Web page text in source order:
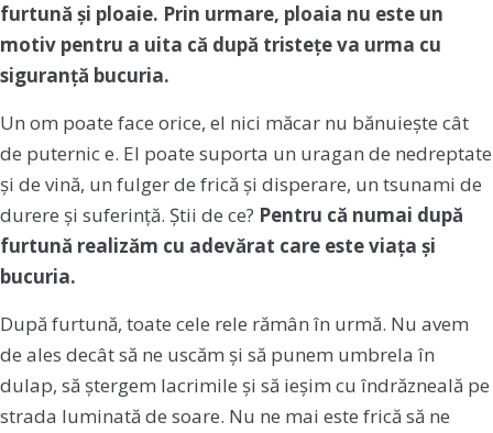
furtună și ploaie. Prin urmare, ploaia nu este un
motiv pentru a uita că după tristețe va urma cu
siguranță bucuria.
Un om poate face orice, el nici măcar nu bănuiește cât
de puternic e. El poate suporta un uragan de nedreptate
și de vină, un fulger de frică și disperare, un tsunami de
durere și suferință. Știi de ce? Pentru că numai după
furtună realizăm cu adevărat care este viața și
bucuria.
După furtună, toate cele rele rămân în urmă. Nu avem
de ales decât să ne uscăm și să punem umbrela în
dulap, să ștergem lacrimile și să ieșim cu îndrăzneală pe
strada luminată de soare. Nu ne mai este frică să ne